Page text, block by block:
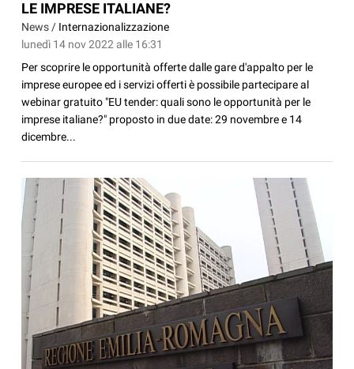
LE IMPRESE ITALIANE?
News / Internazionalizzazione
lunedì 14 nov 2022 alle 16:31
Per scoprire le opportunità offerte dalle gare d'appalto per le
imprese europee ed i servizi offerti è possibile partecipare al
webinar gratuito "EU tender: quali sono le opportunità per le
imprese italiane?" proposto in due date: 29 novembre e 14
dicembre...